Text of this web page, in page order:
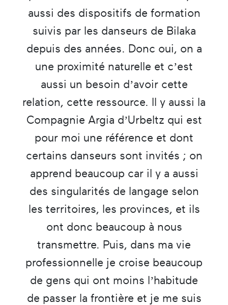
aussi des dispositifs de formation
suivis par les danseurs de Bilaka
depuis des années. Donc oui, on a
une proximité naturelle et c’est
aussi un besoin d’avoir cette
relation, cette ressource. Il y aussi la
Compagnie Argia d’Urbeltz qui est
pour moi une référence et dont
certains danseurs sont invités ; on
apprend beaucoup car il y a aussi
des singularités de langage selon
les territoires, les provinces, et ils
ont donc beaucoup à nous
transmettre. Puis, dans ma vie
professionnelle je croise beaucoup
de gens qui ont moins l’habitude
de passer la frontière et je me suis